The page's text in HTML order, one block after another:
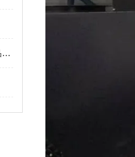
油水分离器的工作原理及产品特点